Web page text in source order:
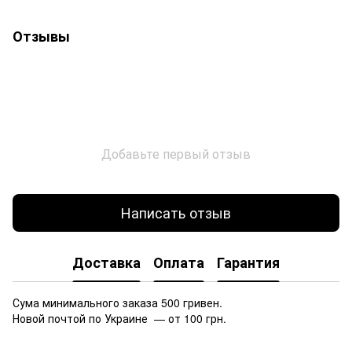
Отзывы
Добавьте первый отзыв
Написать отзыв
Доставка Оплата Гарантия
Сума минимального заказа 500 гривен.
Новой почтой по Украине — от 100 грн.